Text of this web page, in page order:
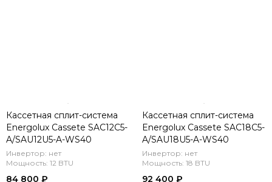
Кассетная сплит-система
Energolux Cassete SAC12C5-
A/SAU12U5-A-WS40
Инвертор: нет
Мощность: 12 BTU
84 800 ₽
Кассетная сплит-система
Energolux Cassete SAC18C5-
A/SAU18U5-A-WS40
Инвертор: нет
Мощность: 18 BTU
92 400 ₽